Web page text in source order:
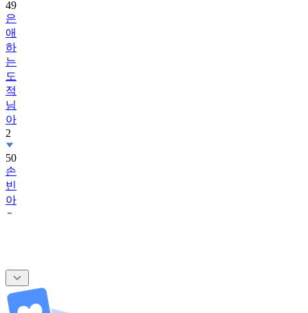
49
은
애
하
는
도
적
님
아
2
50
손
빈
아